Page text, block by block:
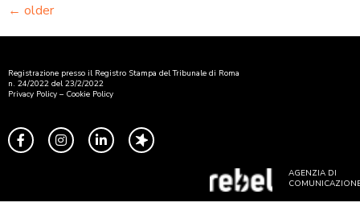
← older
Registrazione presso il Registro Stampa del Tribunale di Roma
n. 24/2022 del 23/2/2022
Privacy Policy – Cookie Policy
AGENZIA DI